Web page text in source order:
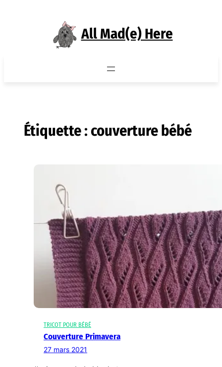
All Mad(e) Here
Étiquette :couverture bébé
TRICOT POUR BÉBÉ
Couverture Primavera
27 mars 2021